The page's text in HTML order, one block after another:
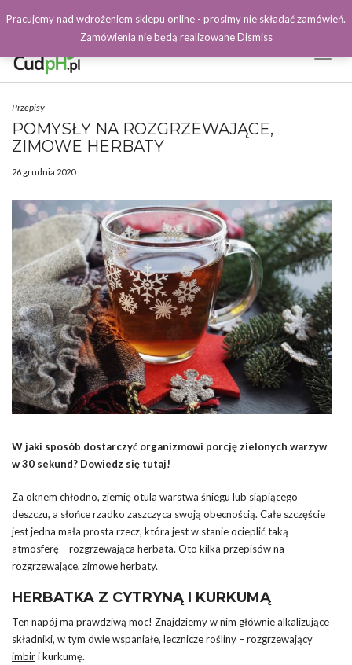
Facebook
Przepisy
POMYSŁY NA ROZGRZEWAJĄCE,
ZIMOWE HERBATY
26 grudnia 2020
W jaki sposób dostarczyć organizmowi porcję zielonych warzyw
w 30 sekund? Dowiedz się tutaj!
Za oknem chłodno, ziemię otula warstwa śniegu lub siąpiącego
deszczu, a słońce rzadko zaszczyca swoją obecnością. Całe szczęście
jest jedna mała prosta rzecz, która jest w stanie ocieplić taką
atmosferę – rozgrzewająca herbata. Oto kilka przepisów na
rozgrzewające, zimowe herbaty.
HERBATKA Z CYTRYNĄ I KURKUMĄ
Ten napój ma prawdziwą moc! Znajdziemy w nim głównie alkalizujące
składniki, w tym dwie wspaniałe, lecznicze rośliny – rozgrzewający
imbiri kurkumę.
Pracujemy nad wdrożeniem sklepu online - prosimy nie składać zamówień.
Zamówienia nie będą realizowaneDismiss